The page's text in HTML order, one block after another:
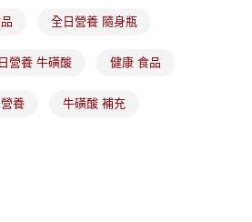
份有限公司」（以下簡稱本公司）所提供，讓
你分期」之契約關係目的，商店將以您的個人
單所需資料之確認、核對及更正。
含以上)免運費
全日營養 隨身瓶
營養 牛磺酸 健康 食品
養 牛磺酸 補充